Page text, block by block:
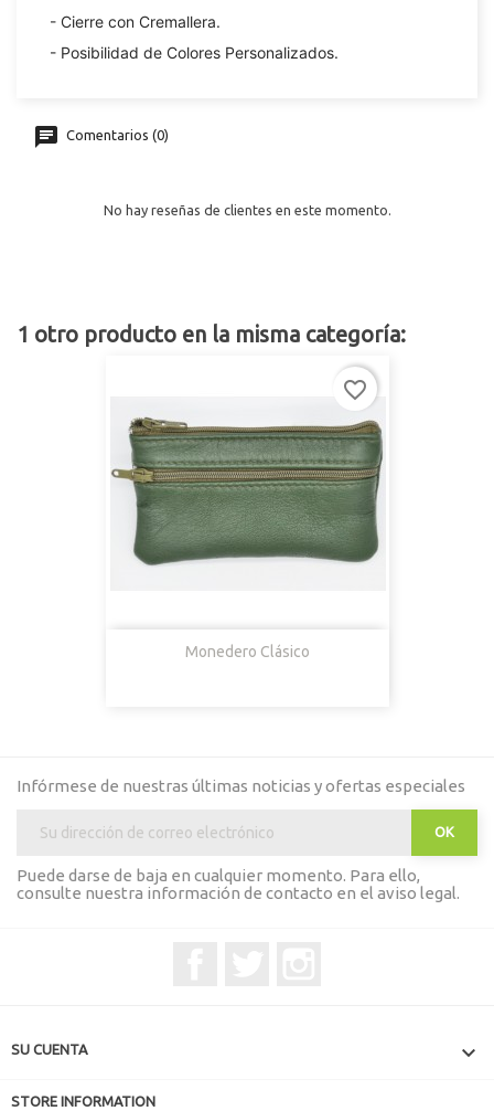
- Cierre con Cremallera.
- Posibilidad de Colores Personalizados.
Comentarios (0)
No hay reseñas de clientes en este momento.
1 otro producto en la misma categoría:
Monedero Clásico
favorite_border
Infórmese de nuestras últimas noticias y ofertas especiales
Puede darse de baja en cualquier momento. Para ello,
consulte nuestra información de contacto en el aviso legal.
SU CUENTA 
STORE INFORMATION